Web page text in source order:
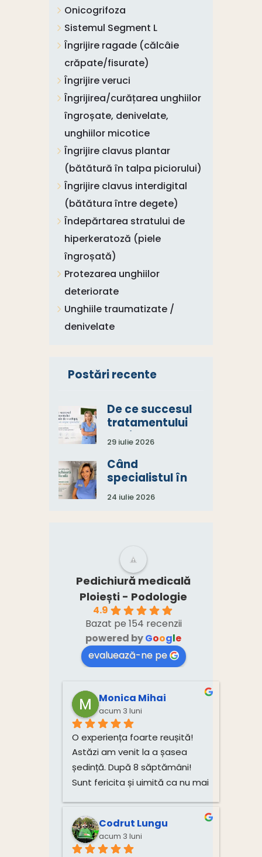
Onicogrifoza
Sistemul Segment L
Îngrijire ragade (călcâie
crăpate/fisurate)
Îngrijire veruci
Îngrijirea/curățarea unghiilor
îngroșate, denivelate,
unghiilor micotice
Îngrijire clavus plantar
(bătătură în talpa piciorului)
Îngrijire clavus interdigital
(bătătura între degete)
Îndepărtarea stratului de
hiperkeratoză (piele
îngroșată)
Protezarea unghiilor
deteriorate
Unghiile traumatizate /
denivelate
Postări recente
De ce succesul
tratamentului
depinde de o
singur specialist
29 iulie 2026
Când
specialistul în
pedichiură
medicală spune:
24 iulie 2026
Pedichiură medicală
Ploiești - Podologie
4.9
Bazat pe 154 recenzii
powered byGoogle
evaluează-ne pe
Monica Mihai
acum 3 luni
O experiența foarte reușită!
Astăzi am venit la a șasea
ședință. După 8 săptămâni!
Sunt fericita și uimită ca nu mai
Codrut Lungu
acum 3 luni